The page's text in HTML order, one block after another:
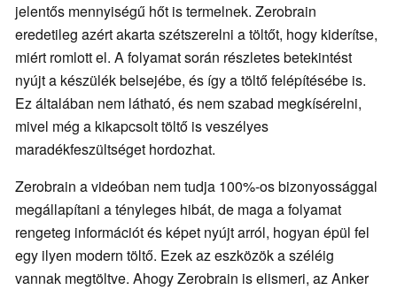
jelentős mennyiségű hőt is termelnek. Zerobrain
eredetileg azért akarta szétszerelni a töltőt, hogy kiderítse,
miért romlott el. A folyamat során részletes betekintést
nyújt a készülék belsejébe, és így a töltő felépítésébe is.
Ez általában nem látható, és nem szabad megkísérelni,
mivel még a kikapcsolt töltő is veszélyes
maradékfeszültséget hordozhat.
Zerobrain a videóban nem tudja 100%-os bizonyossággal
megállapítani a tényleges hibát, de maga a folyamat
rengeteg információt és képet nyújt arról, hogyan épül fel
egy ilyen modern töltő. Ezek az eszközök a széléig
vannak megtöltve. Ahogy Zerobrain is elismeri, az Anker